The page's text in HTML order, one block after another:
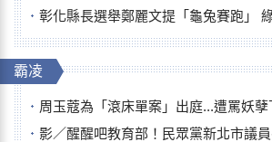
彰化縣長選舉鄭麗文提「龜兔賽跑」 綠營、無黨
霸凌
周玉蔻為「滾床單案」出庭...遭罵妖孽下地獄 張淑
影／醒醒吧教育部！民眾黨新北市議員參選人提出校